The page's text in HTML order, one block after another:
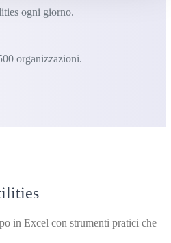
ogni giorno.
organizzazioni.
in Excel con strumenti pratici che